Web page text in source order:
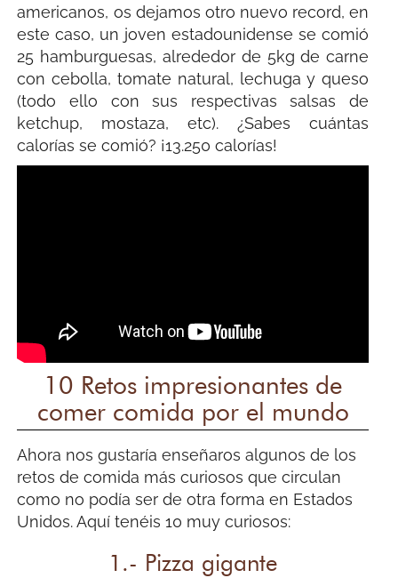
americanos, os dejamos otro nuevo record, en
este caso, un joven estadounidense se comió
25 hamburguesas, alrededor de 5kg de carne
con cebolla, tomate natural, lechuga y queso
(todo ello con sus respectivas salsas de
ketchup, mostaza, etc). ¿Sabes cuántas
calorías se comió? ¡13.250 calorías!
10 Retos impresionantes de
comer comida por el mundo
Ahora nos gustaría enseñaros algunos de los
retos de comida más curiosos que circulan
como no podía ser de otra forma en Estados
Unidos. Aquí tenéis 10 muy curiosos:
1.- Pizza gigante